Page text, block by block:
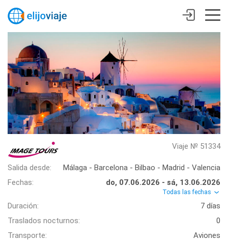
Viaje № 51334
Salida desde:
Málaga - Barcelona - Bilbao - Madrid - Valencia
Fechas:
do, 07.06.2026 - sá, 13.06.2026
Todas las fechas
Duración:
7 días
Traslados nocturnos:
0
Transporte:
Aviones